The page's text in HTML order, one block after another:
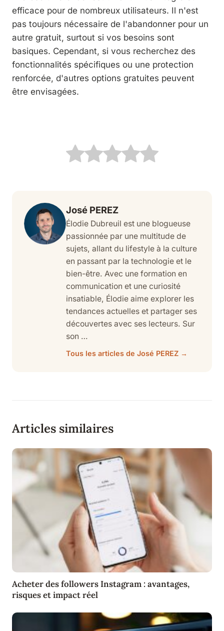
efficace pour de nombreux utilisateurs. Il n'est
pas toujours nécessaire de l'abandonner pour un
autre gratuit, surtout si vos besoins sont
basiques. Cependant, si vous recherchez des
fonctionnalités spécifiques ou une protection
renforcée, d'autres options gratuites peuvent
être envisagées.
José PEREZ
Élodie Dubreuil est une blogueuse
passionnée par une multitude de
sujets, allant du lifestyle à la culture
en passant par la technologie et le
bien-être. Avec une formation en
communication et une curiosité
insatiable, Élodie aime explorer les
tendances actuelles et partager ses
découvertes avec ses lecteurs. Sur
son …
Tous les articles de José PEREZ →
Articles similaires
Acheter des followers Instagram : avantages,
risques et impact réel